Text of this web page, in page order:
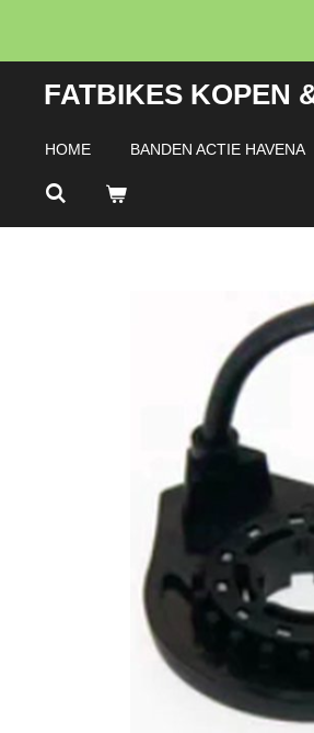
direct
naar
hoofdinhoud
FATBIKES KOPEN
HOME BANDEN ACTIE HAVENA